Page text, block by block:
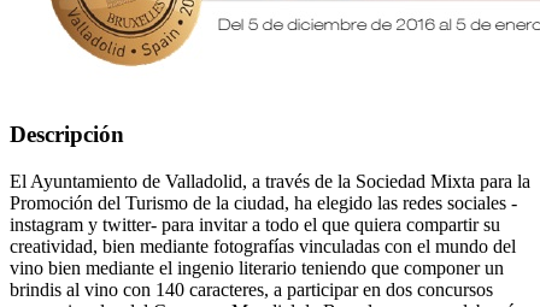
Descripción
El Ayuntamiento de Valladolid, a través de la Sociedad Mixta para la
Promoción del Turismo de la ciudad, ha elegido las redes sociales -
instagram y twitter- para invitar a todo el que quiera compartir su
creatividad, bien mediante fotografías vinculadas con el mundo del
vino bien mediante el ingenio literario teniendo que componer un
brindis al vino con 140 caracteres, a participar en dos concursos